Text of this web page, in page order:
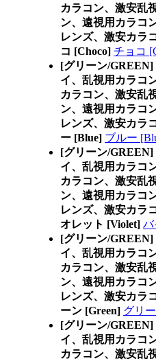
カラコン、激安乱
ン、遠視用カラコ
レンズ、激安カラ
コ [Choco] チョコ
[グリーン/
イ、乱視用カラコ
カラコン、激安乱
ン、遠視用カラコ
レンズ、激安カラ
ー [Blue] ブルー
[グリーン/
イ、乱視用カラコ
カラコン、激安乱
ン、遠視用カラコ
レンズ、激安カラ
オレット [Violet] バ
[グリーン/
イ、乱視用カラコ
カラコン、激安乱
ン、遠視用カラコ
レンズ、激安カラ
ーン [Green] グリ
[グリーン/
イ、乱視用カラコ
カラコン、激安乱